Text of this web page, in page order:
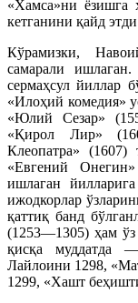
«Хамса»ни
кетганини қайд
Кўрамизки,
самарали
сермаҳсул йиллар
«Илоҳий комедия»
«Юлий Сезар»
«Қирол Лир»
Клеопатра»
«Евгений
ишлаган
ижодкорлар
қаттиқ банд
(1253—1305) ҳам ўз
қисқа
Лайлоини 1298,
1299, «Хашт